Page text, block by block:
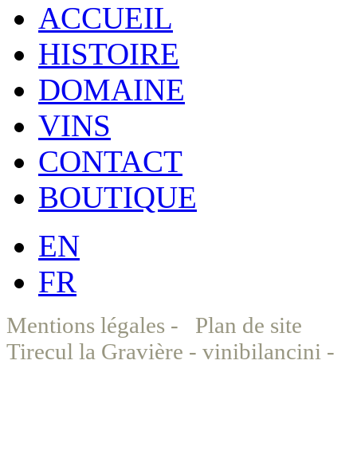
ACCUEIL
HISTOIRE
DOMAINE
VINS
CONTACT
BOUTIQUE
EN
FR
Mentions légales - Plan de site
Tirecul la Gravière - vinibilancini -